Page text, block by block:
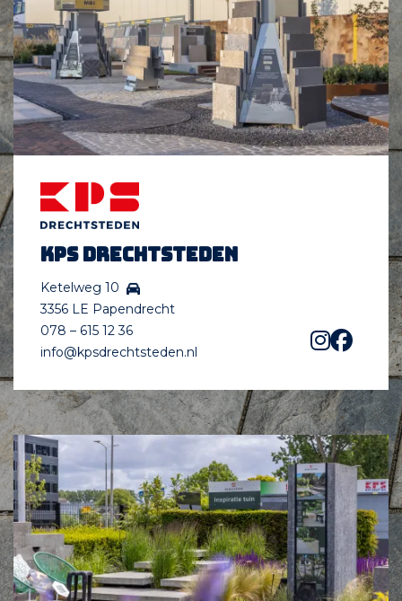
KPS Drechtsteden
Ketelweg 10
3356 LE Papendrecht
078 – 615 12 36
info@kpsdrechtsteden.nl